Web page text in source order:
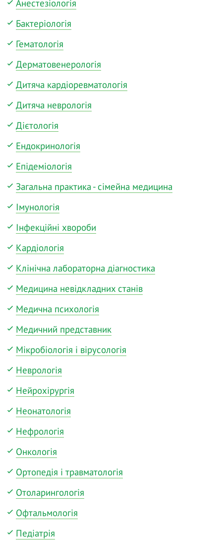
Анестезіологія
Бактеріологія
Гематологія
Дерматовенерологія
Дитяча кардіоревматологія
Дитяча неврологія
Дієтологія
Ендокринологія
Епідеміологія
Загальна практика - сімейна медицина
Імунологія
Інфекційні хвороби
Кардіологія
Клінічна лабораторна діагностика
Медицина невідкладних станів
Медична психологія
Медичний представник
Мікробіологія і вірусологія
Неврологія
Нейрохірургія
Неонатологія
Нефрологія
Онкологія
Ортопедія і травматологія
Отоларингологія
Офтальмологія
Педіатрія